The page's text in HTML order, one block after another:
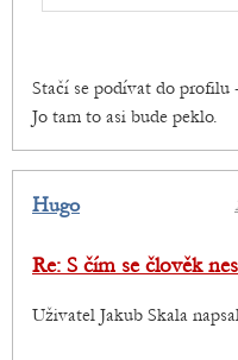
Stačí se podívat do
Jo tam to asi bude peklo.
Hugo
Re: S čím se člověk
Uživatel Jakub Skala